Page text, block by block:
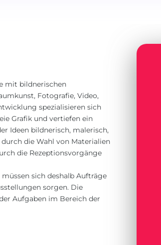
mit bildnerischen
Fotografie, Video,
spezialisieren sich
Grafik und vertiefen ein
Ideen bildnerisch, malerisch,
die Wahl von Materialien
die Rezeptionsvorgänge
sich deshalb Aufträge
sorgen. Die
Aufgaben im Bereich der